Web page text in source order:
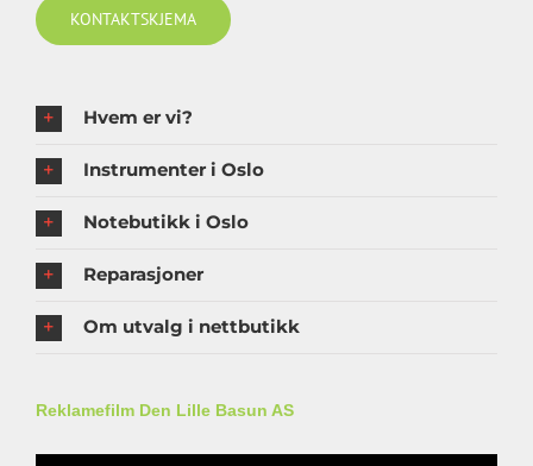
KONTAKTSKJEMA
Hvem er vi?
Instrumenter i Oslo
Notebutikk i Oslo
Reparasjoner
Om utvalg i nettbutikk
Reklamefilm Den Lille Basun AS